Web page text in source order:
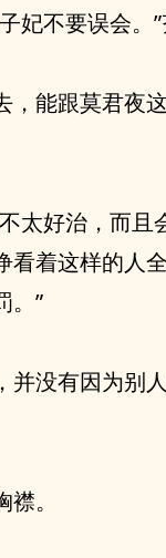
妃不要误会。”
，能跟莫君夜
太好治，而
看着这样的人
。”
并没有因为别
。